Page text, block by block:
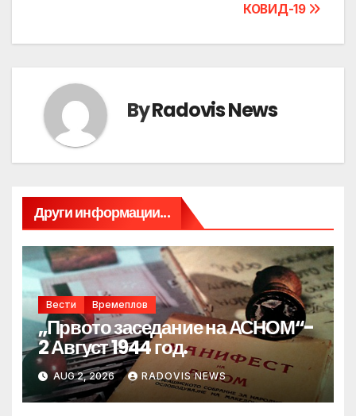
КОВИД-19
ByRadovis News
Други информации...
Вести Времеплов
„Првото заседание на АСНОМ“-
2 Август 1944 год.
AUG 2, 2026 RADOVIS NEWS